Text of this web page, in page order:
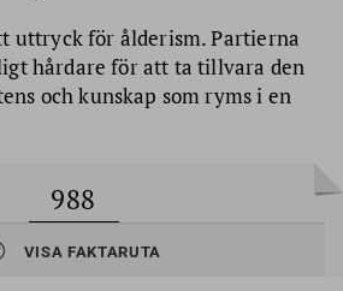
uttryck för ålderism. Partierna
hårdare för att ta tillvara den
och kunskap som ryms i en
988
till riksdagsvalet från
VISA FAKTARUTA